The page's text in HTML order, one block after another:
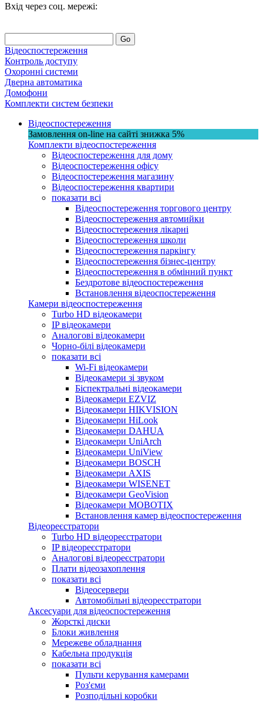
Вхід через соц. мережі:
Go
Відеоспостереження
Контроль доступу
Охоронні системи
Дверна автоматика
Домофони
Комплекти систем безпеки
Відеоспостереження
Замовлення on-line на сайті знижка 5%
Комплекти відеоспостереження
Відеоспостереження для дому
Відеоспостереження офісу
Відеоспостереження магазину
Відеоспостереження квартири
показати всі
Відеоспостереження торгового центру
Відеоспостереження автомийки
Відеоспостереження лікарні
Відеоспостереження школи
Відеоспостереження паркінгу
Відеоспостереження бізнес-центру
Відеоспостереження в обмінний пункт
Бездротове відеоспостереження
Встановлення відеоспостереження
Камери відеоспостереження
Turbo HD відеокамери
IP відеокамери
Аналогові відеокамери
Чорно-білі відеокамери
показати всі
Wi-Fi відеокамери
Відеокамери зі звуком
Біспектральні відеокамери
Відеокамери EZVIZ
Відеокамери HIKVISION
Відеокамери HiLook
Відеокамери DAHUA
Відеокамери UniArch
Відеокамери UniView
Відеокамери BOSCH
Відеокамери AXIS
Відеокамери WISENET
Відеокамери GeoVision
Відеокамери MOBOTIX
Встановлення камер відеоспостереження
Відеореєстратори
Turbo HD відеореєстратори
IP відеореєстратори
Аналогові відеореєстратори
Плати відеозахоплення
показати всі
Відеосервери
Автомобільні відеореєстратори
Аксесуари для відеоспостереження
Жорсткі диски
Блоки живлення
Мережеве обладнання
Кабельна продукція
показати всі
Пульти керування камерами
Роз'єми
Розподільні коробки